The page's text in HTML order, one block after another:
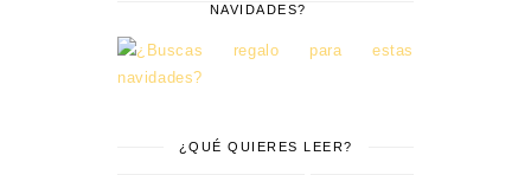
NAVIDADES?
¿QUÉ QUIERES LEER?